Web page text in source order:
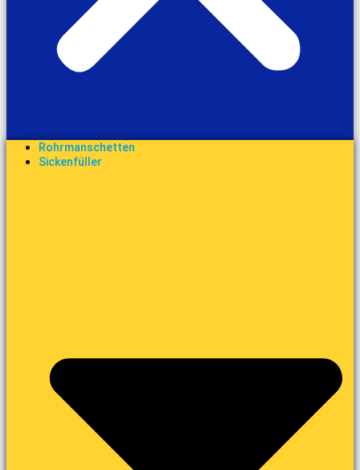
Rohrmanschetten
Sickenfüller